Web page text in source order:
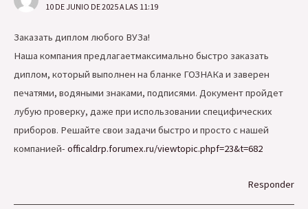
10 DE JUNIO DE 2025 A LAS 11:19
Заказать диплом любого ВУЗа!
Наша компания предлагаетмаксимально быстро заказать
диплом, который выполнен на бланке ГОЗНАКа и заверен
печатями, водяными знаками, подписями. Документ пройдет
лубую проверку, даже при использовании специфических
приборов. Решайте свои задачи быстро и просто с нашей
компанией- officaldrp.forumex.ru/viewtopic.phpf=23&t=682
Responder